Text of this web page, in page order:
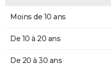
Moins de 10 ans
De 10 à 20 ans
De 20 à 30 ans